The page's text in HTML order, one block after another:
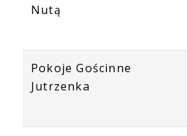
Nutą
Pokoje Gościnne
Jutrzenka